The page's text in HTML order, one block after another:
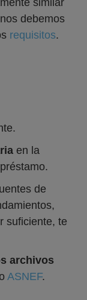
similar
debemos
requisitos.
en la
de
suficiente, te
archivos
ASNEF.